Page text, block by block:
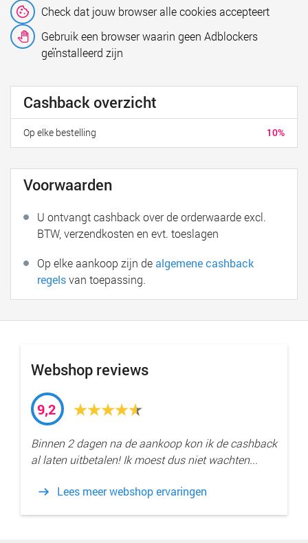
Check dat jouw browser alle cookies accepteert
Gebruik een browser waarin geen Adblockers
geïnstalleerd zijn
Cashback overzicht
10%
Op elke bestelling
Voorwaarden
U ontvangt cashback over de orderwaarde excl.
BTW, verzendkosten en evt. toeslagen
Op elke aankoop zijn dealgemene cashback
regelsvan toepassing.
Webshop reviews
9,2
Binnen 2 dagen na de aankoop kon ik de cashback
al laten uitbetalen! Ik moest dus niet wachten...
Lees meer webshop ervaringen